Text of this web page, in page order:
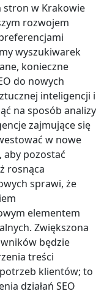
stron w Krakowie
rozwojem
wyszukiwarek
konieczne
do nowych
inteligencji i
na sposób analizy
zajmujące się
w nowe
aby pozostać
rosnąca
sprawi, że
elementem
Zwiększona
będzie
treści
klientów; to
działań SEO